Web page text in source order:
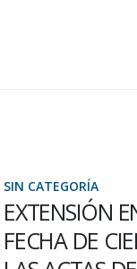
SIN CATEGORÍA
EXTENSIÓN
FECHA DE